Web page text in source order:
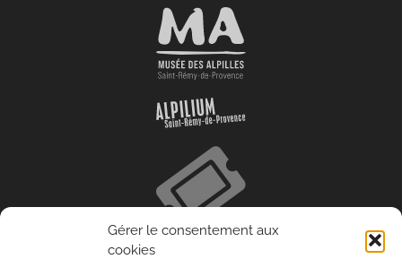
Gérer le consentement aux
cookies